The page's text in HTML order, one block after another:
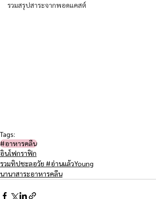
รวมสรุปสาระจากพอดแคสต์
Tags:
#อาหารคลีน
อินโฟกราฟิก
รวมทิปชะลอวัย #อ่านแล้วYoung
นานาสาระอาหารคลีน